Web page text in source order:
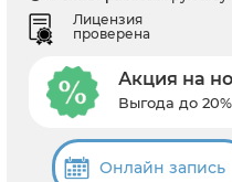
Лицензия
проверена
Акция на
Выгода до 20%
Онлайн запись